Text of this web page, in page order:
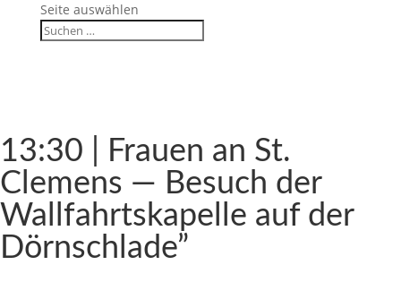
Seite auswählen
13:30 | Frauen an St.
Clemens — Besuch der
Wall­fahrts­ka­pelle auf der
Dörnschlade”